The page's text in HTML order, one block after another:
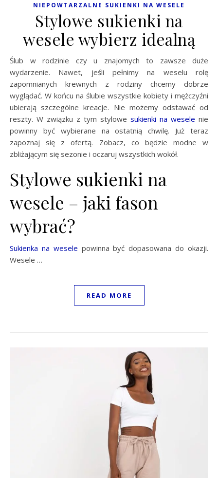
NIEPOWTARZALNE SUKIENKI NA WESELE
Stylowe sukienki na
wesele wybierz idealną
Ślub w rodzinie czy u znajomych to zawsze duże
wydarzenie. Nawet, jeśli pełnimy na weselu rolę
zapomnianych krewnych z rodziny chcemy dobrze
wyglądać. W końcu na ślubie wszystkie kobiety i mężczyźni
ubierają szczególne kreacje. Nie możemy odstawać od
reszty. W związku z tym stylowe sukienki na wesele nie
powinny być wybierane na ostatnią chwilę. Już teraz
zapoznaj się z ofertą. Zobacz, co będzie modne w
zbliżającym się sezonie i oczaruj wszystkich wokół.
Stylowe sukienki na
wesele – jaki fason
wybrać?
Sukienka na wesele powinna być dopasowana do okazji.
Wesele …
READ MORE